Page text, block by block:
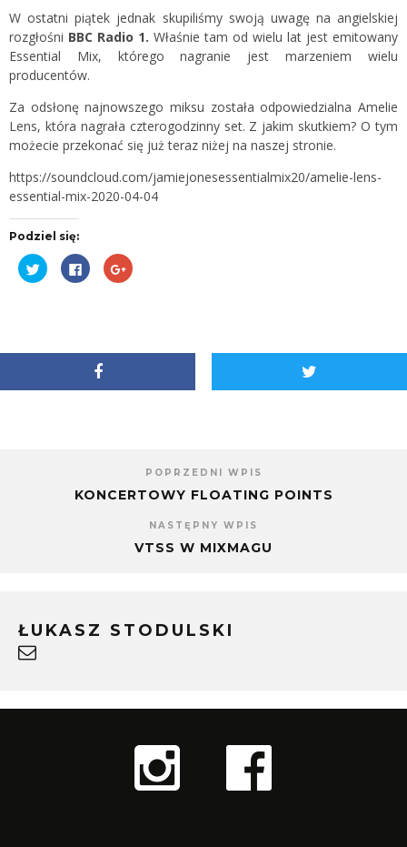
W ostatni piątek jednak skupiliśmy swoją uwagę na angielskiej
rozgłośni BBC Radio 1. Właśnie tam od wielu lat jest emitowany
Essential Mix, którego nagranie jest marzeniem wielu
producentów.
Za odsłonę najnowszego miksu została odpowiedzialna Amelie
Lens, która nagrała czterogodzinny set. Z jakim skutkiem? O tym
możecie przekonać się już teraz niżej na naszej stronie.
https://soundcloud.com/jamiejonesessentialmix20/amelie-lens-
essential-mix-2020-04-04
Podziel się:
Udostępnij
na
Twitterze(Otwiera
Kliknij,
aby
udostępnić
oknie)
Kliknij,
aby
nowym
POPRZEDNI WPIS
KONCERTOWY FLOATING POINTS
NASTĘPNY WPIS
VTSS W MIXMAGU
ŁUKASZ STODULSKI